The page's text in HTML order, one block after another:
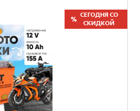
СЕГОДНЯ СО
СКИДКОЙ